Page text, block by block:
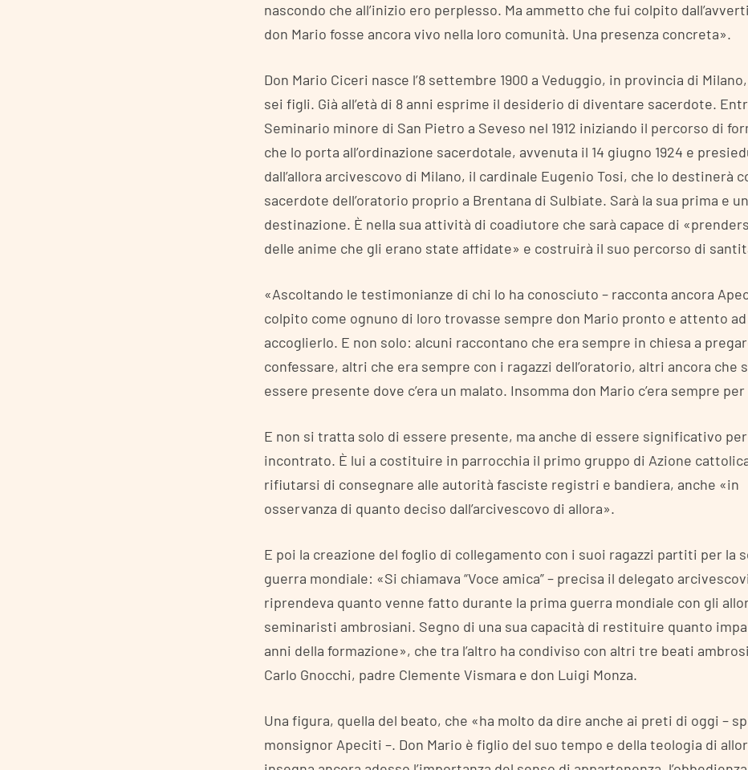
nascondo che all’inizio ero perplesso. Ma ammetto che fui colpito
don Mario fosse ancora vivo nella loro comunità. Una presenza concreta».
Don Mario Ciceri nasce l’8 settembre 1900 a Veduggio, in provincia di
sei figli. Già all’età di 8 anni esprime il desiderio di diventare sacerdote.
Seminario minore di San Pietro a Seveso nel 1912 iniziando il percorso di
che lo porta all’ordinazione sacerdotale, avvenuta il 14 giugno 1924 e
dall’allora arcivescovo di Milano, il cardinale Eugenio Tosi, che lo destinerà
sacerdote dell’oratorio proprio a Brentana di Sulbiate. Sarà la sua prima e
destinazione. È nella sua attività di coadiutore che sarà capace di
delle anime che gli erano state affidate» e costruirà il suo percorso di
«Ascoltando le testimonianze di chi lo ha conosciuto – racconta ancora
colpito come ognuno di loro trovasse sempre don Mario pronto e attento ad
accoglierlo. E non solo: alcuni raccontano che era sempre in chiesa a
confessare, altri che era sempre con i ragazzi dell’oratorio, altri ancora che
essere presente dove c’era un malato. Insomma don Mario c’era sempre
E non si tratta solo di essere presente, ma anche di essere significativo
incontrato. È lui a costituire in parrocchia il primo gruppo di Azione
rifiutarsi di consegnare alle autorità fasciste registri e bandiera, anche «in
osservanza di quanto deciso dall’arcivescovo di allora».
E poi la creazione del foglio di collegamento con i suoi ragazzi partiti per la
guerra mondiale: «Si chiamava “Voce amica” – precisa il delegato
riprendeva quanto venne fatto durante la prima guerra mondiale con gli
seminaristi ambrosiani. Segno di una sua capacità di restituire quanto
anni della formazione», che tra l’altro ha condiviso con altri tre beati
Carlo Gnocchi, padre Clemente Vismara e don Luigi Monza.
Una figura, quella del beato, che «ha molto da dire anche ai preti di oggi –
monsignor Apeciti –. Don Mario è figlio del suo tempo e della teologia di